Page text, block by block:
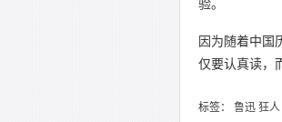
验。
因为随着中国
仅要认真读，
标签： 鲁迅 狂